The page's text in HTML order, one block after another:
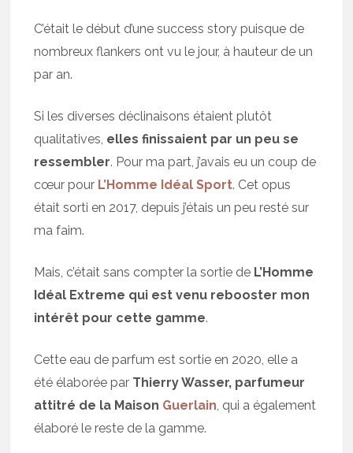
C’était le début d’une success story puisque de
nombreux flankers ont vu le jour, à hauteur de un
par an.
Si les diverses déclinaisons étaient plutôt
qualitatives, elles finissaient par un peu se
ressembler. Pour ma part, j’avais eu un coup de
cœur pour L’Homme Idéal Sport. Cet opus
était sorti en 2017, depuis j’étais un peu resté sur
ma faim.
Mais, c’était sans compter la sortie de L’Homme
Idéal Extreme qui est venu rebooster mon
intérêt pour cette gamme.
Cette eau de parfum est sortie en 2020, elle a
été élaborée par Thierry Wasser, parfumeur
attitré de la Maison Guerlain, qui a également
élaboré le reste de la gamme.